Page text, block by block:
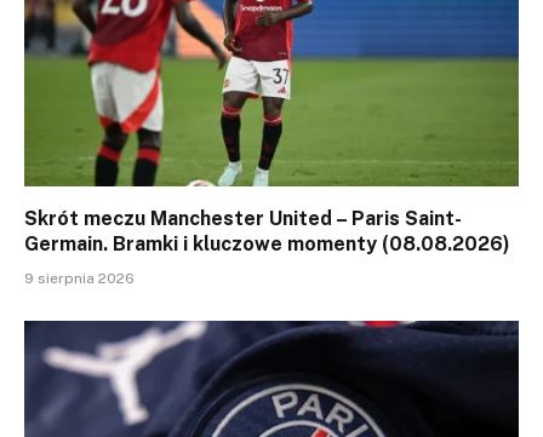
Skrót meczu Manchester United – Paris Saint-
Germain. Bramki i kluczowe momenty (08.08.2026)
9 sierpnia 2026